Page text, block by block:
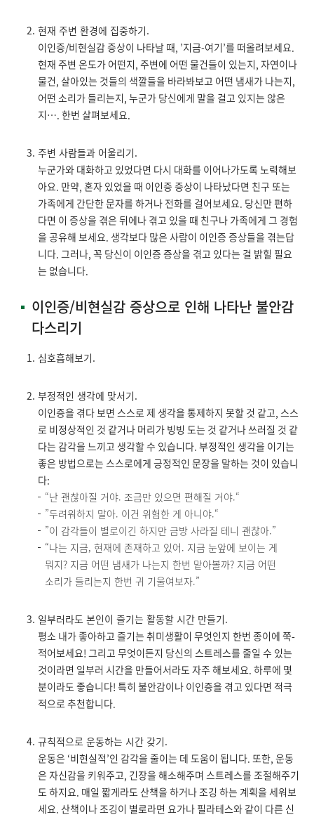
현재 주변 환경에 집중하기.
이인증/비현실감 증상이 나타날 때, ’지금-여기’를 떠올려보세요.
현재 주변 온도가 어떤지, 주변에 어떤 물건들이 있는지, 자연이나
물건, 살아있는 것들의 색깔들을 바라봐보고 어떤 냄새가 나는지,
어떤 소리가 들리는지, 누군가 당신에게 말을 걸고 있지는 않은
지…. 한번 살펴보세요.
주변 사람들과 어울리기.
누군가와 대화하고 있었다면 다시 대화를 이어나가도록 노력해보
아요. 만약, 혼자 있었을 때 이인증 증상이 나타났다면 친구 또는
가족에게 간단한 문자를 하거나 전화를 걸어보세요. 당신만 편하
다면 이 증상을 겪은 뒤에나 겪고 있을 때 친구나 가족에게 그 경험
을 공유해 보세요. 생각보다 많은 사람이 이인증 증상들을 겪는답
니다. 그러나, 꼭 당신이 이인증 증상을 겪고 있다는 걸 밝힐 필요
는 없습니다.
이인증/비현실감 증상으로 인해 나타난 불안감
다스리기
심호흡해보기.
부정적인 생각에 맞서기.
이인증을 겪다 보면 스스로 제 생각을 통제하지 못할 것 같고, 스스
로 비정상적인 것 같거나 머리가 빙빙 도는 것 같거나 쓰러질 것 같
다는 감각을 느끼고 생각할 수 있습니다. 부정적인 생각을 이기는
좋은 방법으로는 스스로에게 긍정적인 문장을 말하는 것이 있습니
다:
“난 괜찮아질 거야. 조금만 있으면 편해질 거야.“
”두려워하지 말아. 이건 위험한 게 아니야.“
”이 감각들이 별로이긴 하지만 금방 사라질 테니 괜찮아.”
“나는 지금, 현재에 존재하고 있어. 지금 눈앞에 보이는 게
뭐지? 지금 어떤 냄새가 나는지 한번 맡아볼까? 지금 어떤
소리가 들리는지 한번 귀 기울여보자.”
일부러라도 본인이 즐기는 활동할 시간 만들기.
평소 내가 좋아하고 즐기는 취미생활이 무엇인지 한번 종이에 쭉-
적어보세요! 그리고 무엇이든지 당신의 스트레스를 줄일 수 있는
것이라면 일부러 시간을 만들어서라도 자주 해보세요. 하루에 몇
분이라도 좋습니다! 특히 불안감이나 이인증을 겪고 있다면 적극
적으로 추천합니다.
규칙적으로 운동하는 시간 갖기.
운동은 ‘비현실적’인 감각을 줄이는 데 도움이 됩니다. 또한, 운동
은 자신감을 키워주고, 긴장을 해소해주며 스트레스를 조절해주기
도 하지요. 매일 짧게라도 산책을 하거나 조깅 하는 계획을 세워보
세요. 산책이나 조깅이 별로라면 요가나 필라테스와 같이 다른 신